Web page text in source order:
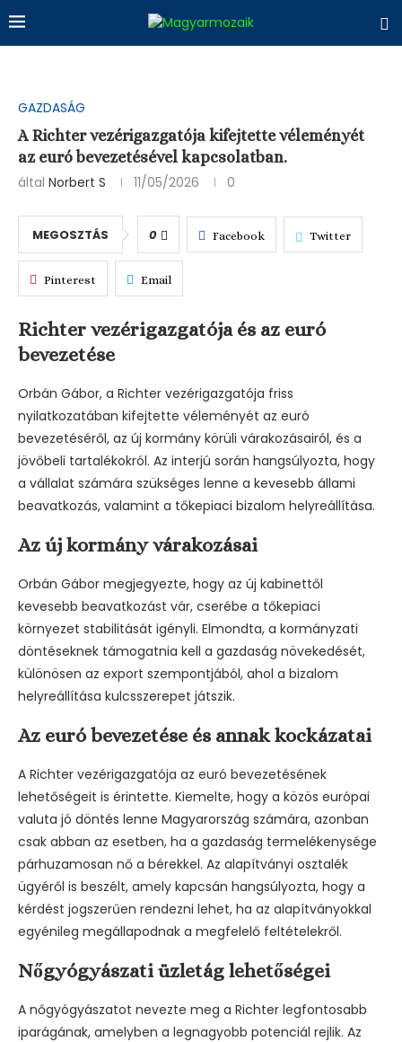
GAZDASÁG
A Richter vezérigazgatója kifejtette véleményét
az euró bevezetésével kapcsolatban.
által Norbert S 11/05/2026 0
MEGOSZTÁS 0 Facebook Twitter
Pinterest Email
Richter vezérigazgatója és az euró
bevezetése
Orbán Gábor, a Richter vezérigazgatója friss
nyilatkozatában kifejtette véleményét az euró
bevezetéséről, az új kormány körüli várakozásairól, és a
jövőbeli tartalékokról. Az interjú során hangsúlyozta, hogy
a vállalat számára szükséges lenne a kevesebb állami
beavatkozás, valamint a tőkepiaci bizalom helyreállítása.
Az új kormány várakozásai
Orbán Gábor megjegyezte, hogy az új kabinettől
kevesebb beavatkozást vár, cserébe a tőkepiaci
környezet stabilitását igényli. Elmondta, a kormányzati
döntéseknek támogatnia kell a gazdaság növekedését,
különösen az export szempontjából, ahol a bizalom
helyreállítása kulcsszerepet játszik.
Az euró bevezetése és annak kockázatai
A Richter vezérigazgatója az euró bevezetésének
lehetőségeit is érintette. Kiemelte, hogy a közös európai
valuta jó döntés lenne Magyarország számára, azonban
csak abban az esetben, ha a gazdaság termelékenysége
párhuzamosan nő a bérekkel. Az alapítványi osztalék
ügyéről is beszélt, amely kapcsán hangsúlyozta, hogy a
kérdést jogszerűen rendezni lehet, ha az alapítványokkal
egyénileg megállapodnak a megfelelő feltételekről.
Nőgyógyászati üzletág lehetőségei
A nőgyógyászatot nevezte meg a Richter legfontosabb
iparágának, amelyben a legnagyobb potenciál rejlik. Az